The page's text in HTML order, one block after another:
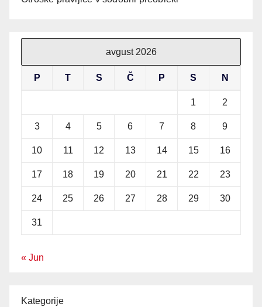
avgust 2026
P T S Č P S N
1 2
3 4 5 6 7 8 9
10 11 12 13 14 15 16
17 18 19 20 21 22 23
24 25 26 27 28 29 30
31
« Jun
Kategorije